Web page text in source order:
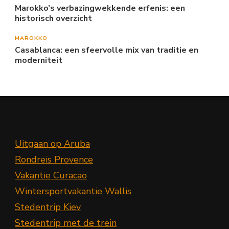
Marokko’s verbazingwekkende erfenis: een
historisch overzicht
MAROKKO
Casablanca: een sfeervolle mix van traditie en
moderniteit
Uitgaan op Aruba
Rondreis Provence
Vakantie Curacao
Wintersportvakantie Wallis
Stedentrip Kiev
Stedentrip met de trein